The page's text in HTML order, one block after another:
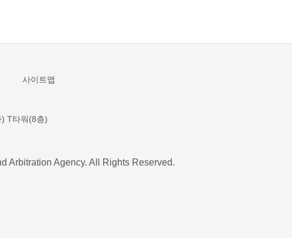
사이트맵
T타워(8층)
Arbitration Agency. All Rights Reserved.